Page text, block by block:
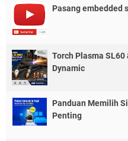
Pasang embedded
Torch Plasma SL60
Dynamic
Panduan Memilih
Penting